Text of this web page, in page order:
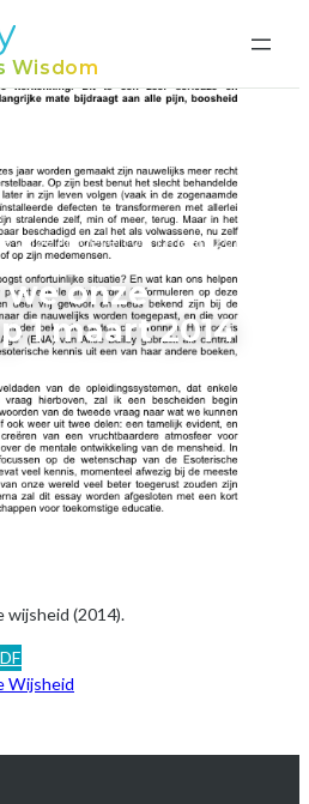
Wisdom
onze kinderen op 1 maart 2014
we onze
1 maart 2014
(2014).
Wijsheid